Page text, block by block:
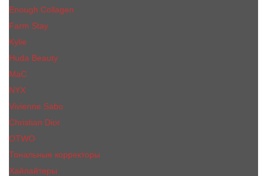
Enough Collagen
Farm Stay
Kylie
Huda Beauty
МаС
NYX
Vivienne Sabo
Сhristiаn Diоr
OTWO
Тональные корректоры
Хайлайтеры